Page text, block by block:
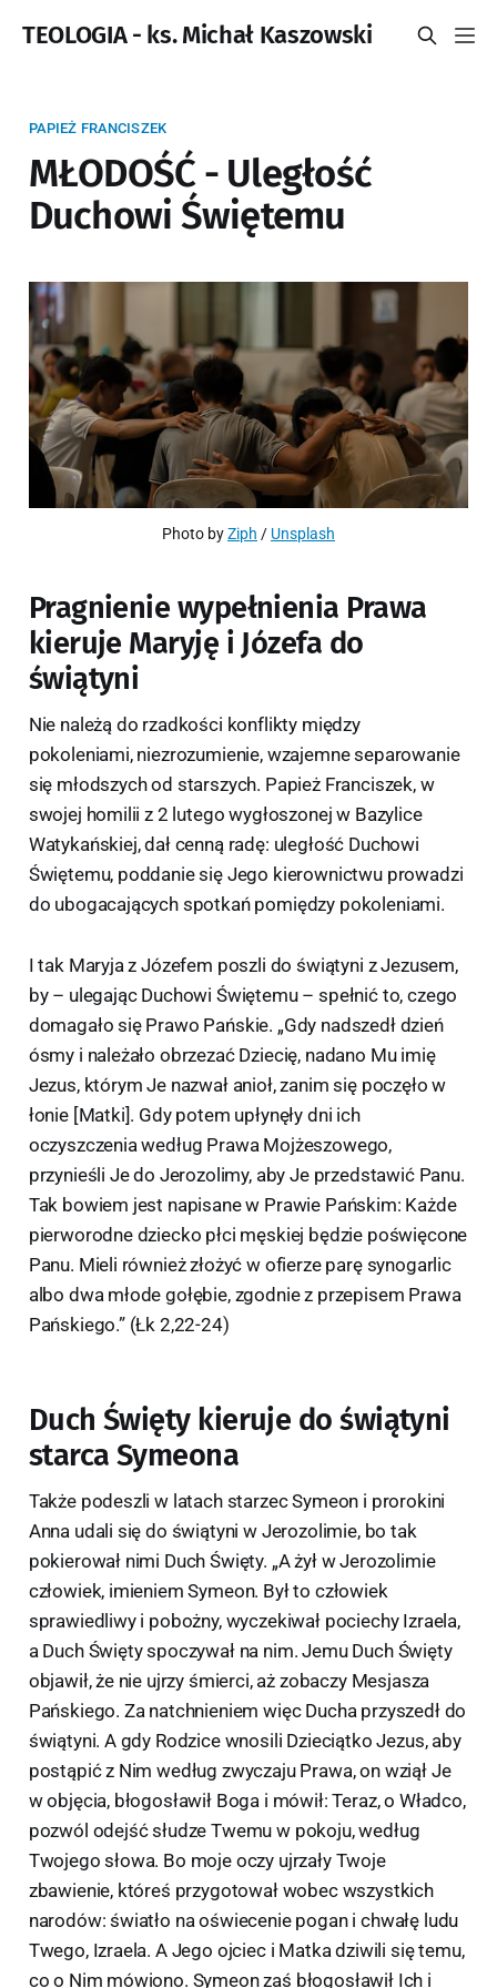
TEOLOGIA - ks. Michał Kaszowski
PAPIEŻ FRANCISZEK
MŁODOŚĆ - Uległość
Duchowi Świętemu
Photo by Ziph / Unsplash
Pragnienie wypełnienia Prawa
kieruje Maryję i Józefa do
świątyni
Nie należą do rzadkości konflikty między
pokoleniami, niezrozumienie, wzajemne separowanie
się młodszych od starszych. Papież Franciszek, w
swojej homilii z 2 lutego wygłoszonej w Bazylice
Watykańskiej, dał cenną radę: uległość Duchowi
Świętemu, poddanie się Jego kierownictwu prowadzi
do ubogacających spotkań pomiędzy pokoleniami.
I tak Maryja z Józefem poszli do świątyni z Jezusem,
by – ulegając Duchowi Świętemu – spełnić to, czego
domagało się Prawo Pańskie. „Gdy nadszedł dzień
ósmy i należało obrzezać Dziecię, nadano Mu imię
Jezus, którym Je nazwał anioł, zanim się poczęło w
łonie [Matki]. Gdy potem upłynęły dni ich
oczyszczenia według Prawa Mojżeszowego,
przynieśli Je do Jerozolimy, aby Je przedstawić Panu.
Tak bowiem jest napisane w Prawie Pańskim: Każde
pierworodne dziecko płci męskiej będzie poświęcone
Panu. Mieli również złożyć w ofierze parę synogarlic
albo dwa młode gołębie, zgodnie z przepisem Prawa
Pańskiego.” (Łk 2,22-24)
Duch Święty kieruje do świątyni
starca Symeona
Także podeszli w latach starzec Symeon i prorokini
Anna udali się do świątyni w Jerozolimie, bo tak
pokierował nimi Duch Święty. „A żył w Jerozolimie
człowiek, imieniem Symeon. Był to człowiek
sprawiedliwy i pobożny, wyczekiwał pociechy Izraela,
a Duch Święty spoczywał na nim. Jemu Duch Święty
objawił, że nie ujrzy śmierci, aż zobaczy Mesjasza
Pańskiego. Za natchnieniem więc Ducha przyszedł do
świątyni. A gdy Rodzice wnosili Dzieciątko Jezus, aby
postąpić z Nim według zwyczaju Prawa, on wziął Je
w objęcia, błogosławił Boga i mówił: Teraz, o Władco,
pozwól odejść słudze Twemu w pokoju, według
Twojego słowa. Bo moje oczy ujrzały Twoje
zbawienie, któreś przygotował wobec wszystkich
narodów: światło na oświecenie pogan i chwałę ludu
Twego, Izraela. A Jego ojciec i Matka dziwili się temu,
co o Nim mówiono. Symeon zaś błogosławił Ich i